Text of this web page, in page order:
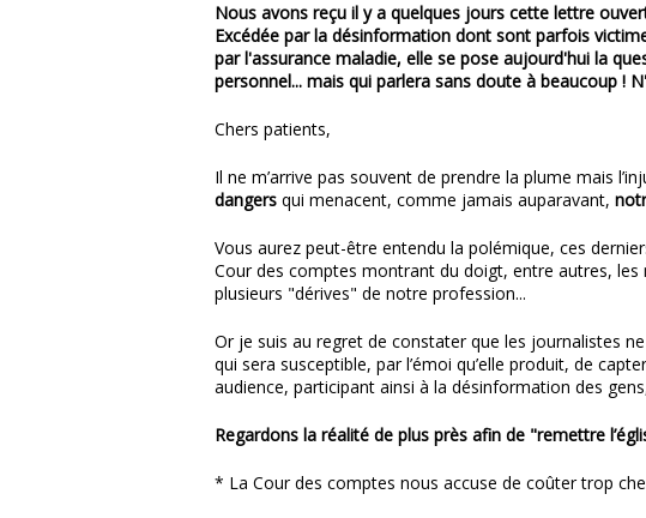
Nous avons reçu il y a quelques jours cette lettre
Excédée par la désinformation dont sont parfois
par l'assurance maladie, elle se pose aujourd'hui la
personnel... mais qui parlera sans doute à beaucoup !
Chers patients,
Il ne m’arrive pas souvent de prendre la plume mais
dangers qui menacent, comme jamais auparavant,
Vous aurez peut-être entendu la polémique, ces
Cour des comptes montrant du doigt, entre autres,
plusieurs "dérives" de notre profession...
Or je suis au regret de constater que les journalistes
qui sera susceptible, par l’émoi qu’elle produit, de
audience, participant ainsi à la désinformation des
Regardons la réalité de plus près afin de "remettre
* La Cour des comptes nous accuse de coûter trop